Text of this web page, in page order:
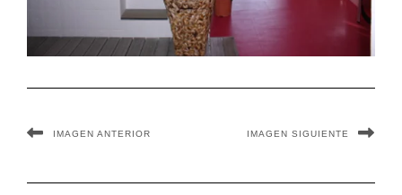
IMAGEN ANTERIOR IMAGEN SIGUIENTE